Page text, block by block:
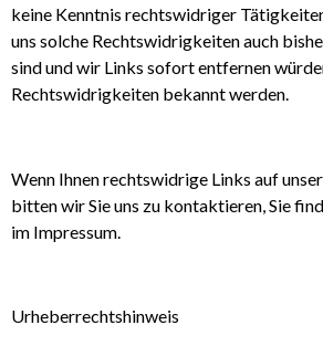
keine Kenntnis rechtswidriger
uns solche Rechtswidrigkeiten auch
sind und wir Links sofort entfernen
Rechtswidrigkeiten bekannt werden.
Wenn Ihnen rechtswidrige Links auf
bitten wir Sie uns zu kontaktieren, Sie
im Impressum.
Urheberrechtshinweis